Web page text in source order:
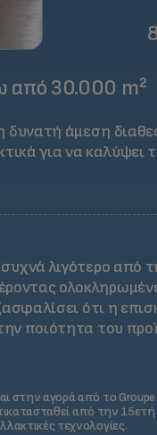
από 30.000 m²
δυνατή άμεση
για να καλύψει
συχνά λιγότερο από
ότι η
ποιότητα του
στην αγορά από το
από την
τεχνολογίες.